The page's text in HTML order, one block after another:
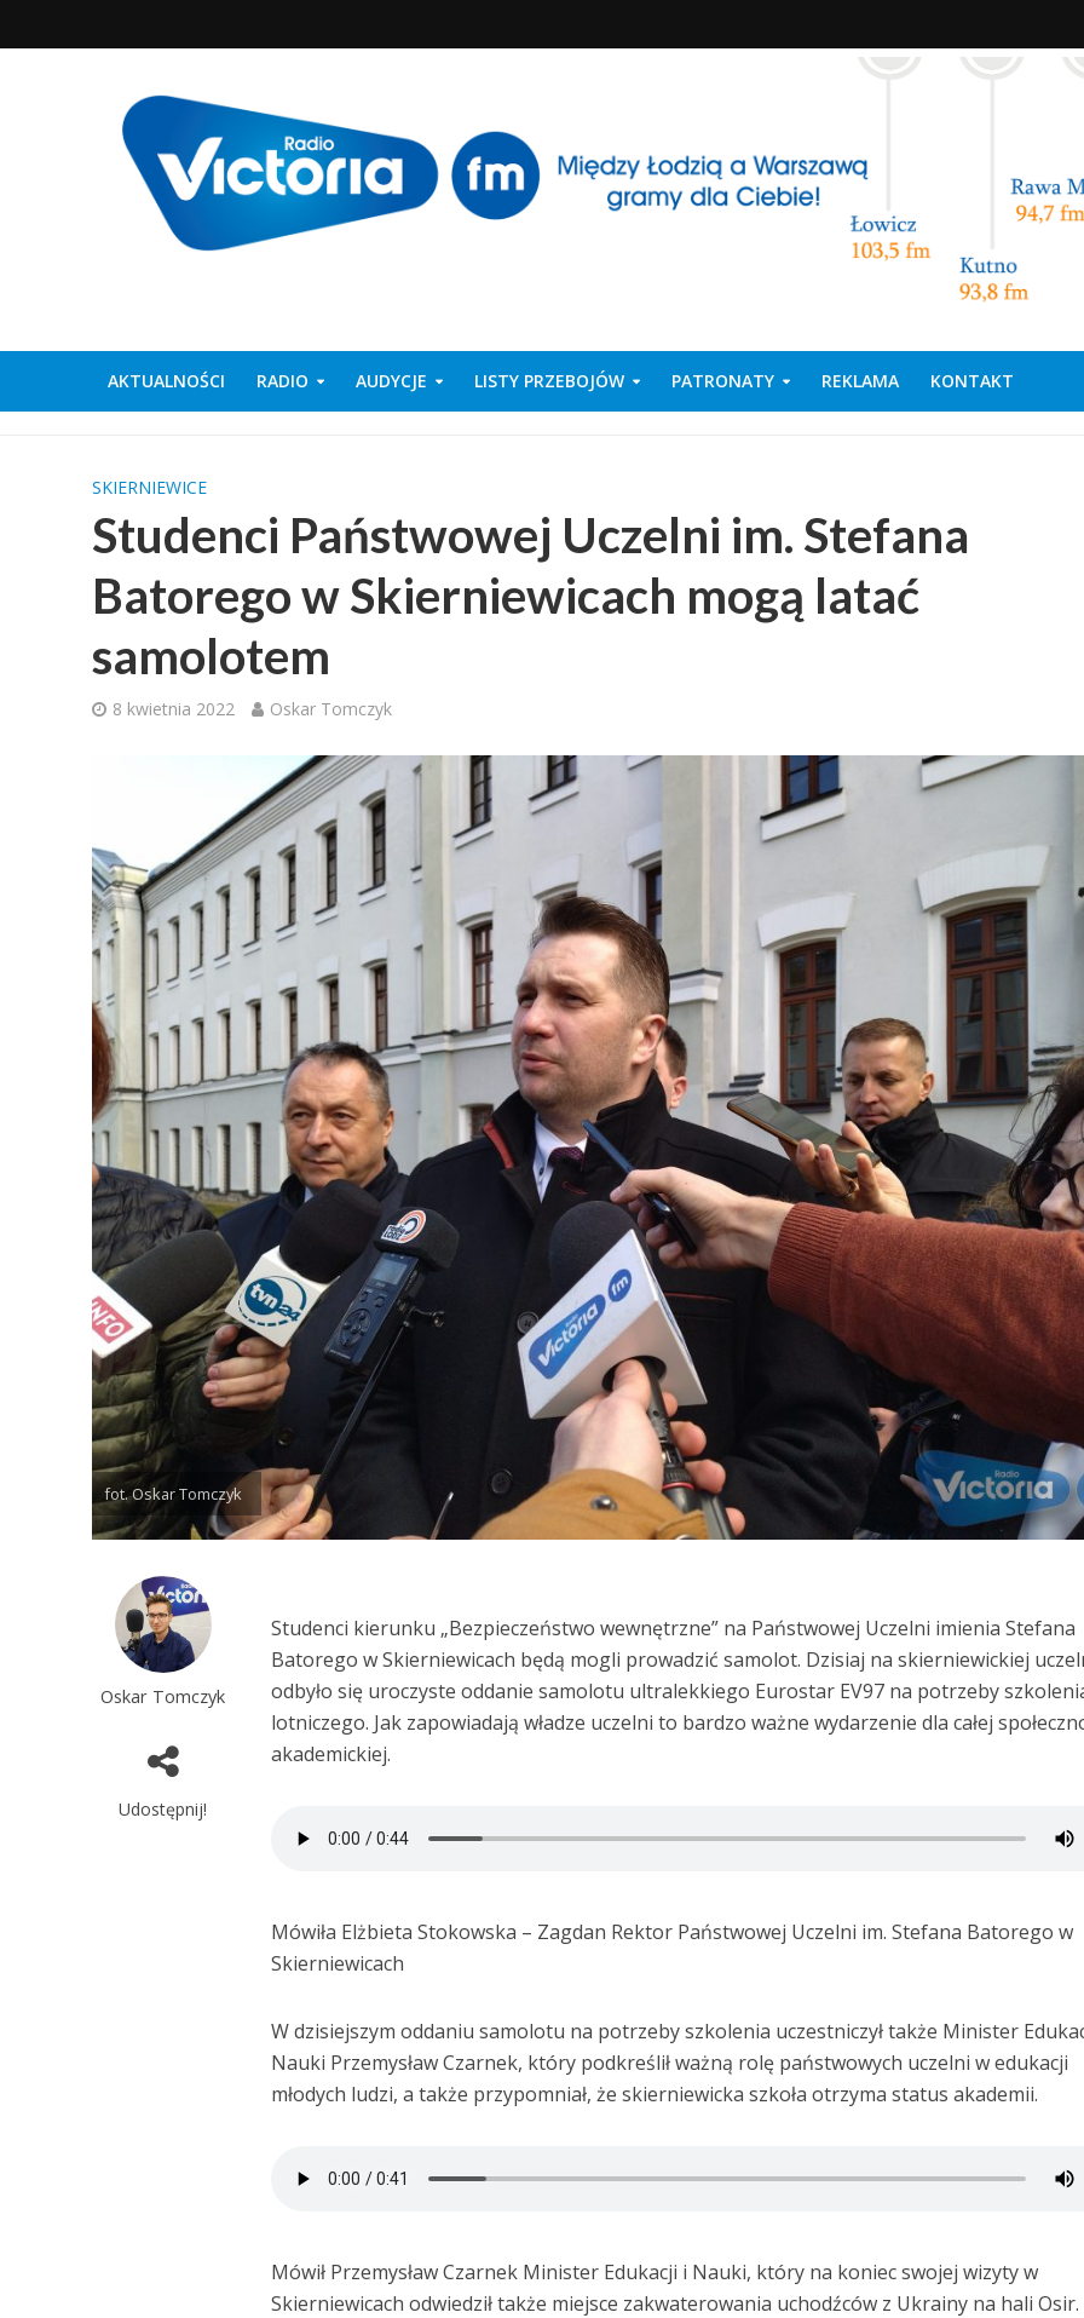
AKTUALNOŚCI RADIO AUDYCJE LISTY PRZEBOJÓW PATRONATY REKLAMA KONTAKT
SKIERNIEWICE
Studenci Państwowej Uczelni im. Stefana
Batorego w Skierniewicach mogą latać
samolotem
8 kwietnia 2022 Oskar Tomczyk
fot. Oskar Tomczyk
Oskar Tomczyk
Udostępnij!
Studenci kierunku „Bezpieczeństwo wewnętrzne” na Państwowej Uczelni imienia Stefana
Batorego w Skierniewicach będą mogli prowadzić samolot. Dzisiaj na skierniewickiej
odbyło się uroczyste oddanie samolotu ultralekkiego Eurostar EV97 na potrzeby
lotniczego. Jak zapowiadają władze uczelni to bardzo ważne wydarzenie dla całej
akademickiej.
Mówiła Elżbieta Stokowska – Zagdan Rektor Państwowej Uczelni im. Stefana Batorego w
Skierniewicach
W dzisiejszym oddaniu samolotu na potrzeby szkolenia uczestniczył także Minister
Nauki Przemysław Czarnek, który podkreślił ważną rolę państwowych uczelni w edukacji
młodych ludzi, a także przypomniał, że skierniewicka szkoła otrzyma status akademii.
Mówił Przemysław Czarnek Minister Edukacji i Nauki, który na koniec swojej wizyty w
Skierniewicach odwiedził także miejsce zakwaterowania uchodźców z Ukrainy na hali Osir.